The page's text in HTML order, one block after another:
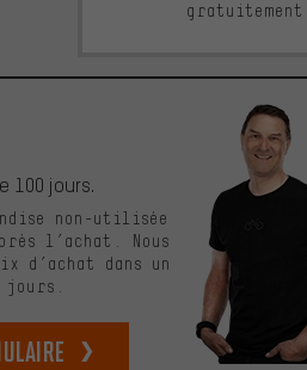
100 jours.
non-utilisée
l’achat. Nous
d’achat dans un
jours.